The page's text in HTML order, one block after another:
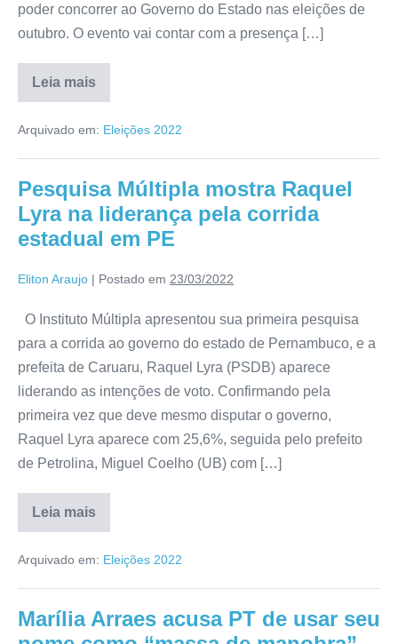
poder concorrer ao Governo do Estado nas eleições de
outubro. O evento vai contar com a presença […]
Leia mais
Arquivado em: Eleições 2022
Pesquisa Múltipla mostra Raquel
Lyra na liderança pela corrida
estadual em PE
Eliton Araujo | Postado em 23/03/2022
O Instituto Múltipla apresentou sua primeira pesquisa
para a corrida ao governo do estado de Pernambuco, e a
prefeita de Caruaru, Raquel Lyra (PSDB) aparece
liderando as intenções de voto. Confirmando pela
primeira vez que deve mesmo disputar o governo,
Raquel Lyra aparece com 25,6%, seguida pelo prefeito
de Petrolina, Miguel Coelho (UB) com […]
Leia mais
Arquivado em: Eleições 2022
Marília Arraes acusa PT de usar seu